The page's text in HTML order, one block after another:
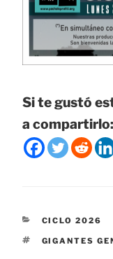
Si te gustó
a compartirlo:
CATEGORÍAS
CICLO 2026
ETIQUETAS
GIGANTES